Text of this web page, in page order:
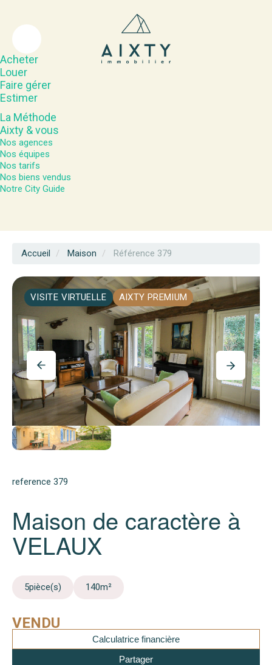
Acheter
Louer
Faire gérer
Estimer
La Méthode
Aixty & vous
Nos agences
Nos équipes
Nos tarifs
Nos biens vendus
Notre City Guide
Accueil Maison Référence 379
VISITE VIRTUELLE AIXTY PREMIUM
reference 379
Maison de caractère à
VELAUX
5pièce(s) 140m²
VENDU
Calculatrice financière
Partager